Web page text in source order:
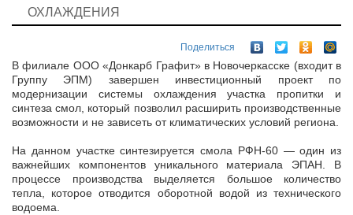
ОХЛАЖДЕНИЯ
Поделиться
В филиале ООО «Донкарб Графит» в Новочеркасске (входит в
Группу ЭПМ) завершен инвестиционный проект по
модернизации системы охлаждения участка пропитки и
синтеза смол, который позволил расширить производственные
возможности и не зависеть от климатических условий региона.
На данном участке синтезируется смола РФН-60 — один из
важнейших компонентов уникального материала ЭПАН. В
процессе производства выделяется большое количество
тепла, которое отводится оборотной водой из технического
водоема.